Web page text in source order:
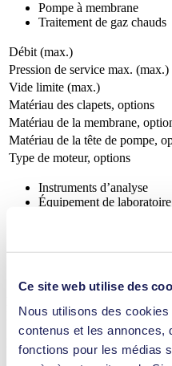
Ce site web utilise des
Nous utilisons des
contenus et les annonces,
fonctions pour les médias
Pompe à membrane
Traitement de gaz chauds
Débit (max.)
Pression de service max. (max.)
Vide limite (max.)
Matériau des clapets, options
Matériau de la membrane,
Matériau de la tête de pompe,
Type de moteur, options
Instruments d’analyse
Équipement de laboratoire
Datasheet N 86.16
PDF (735 KB) - Fiche